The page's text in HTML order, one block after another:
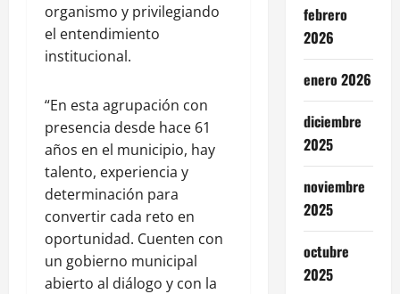
organismo y privilegiando
el entendimiento
institucional.
“En esta agrupación con
presencia desde hace 61
años en el municipio, hay
talento, experiencia y
determinación para
convertir cada reto en
oportunidad. Cuenten con
un gobierno municipal
abierto al diálogo y con la
febrero
2026
enero 2026
diciembre
2025
noviembre
2025
octubre
2025